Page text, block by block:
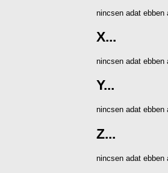
nincsen adat ebben
X...
nincsen adat ebben
Y...
nincsen adat ebben
Z...
nincsen adat ebben